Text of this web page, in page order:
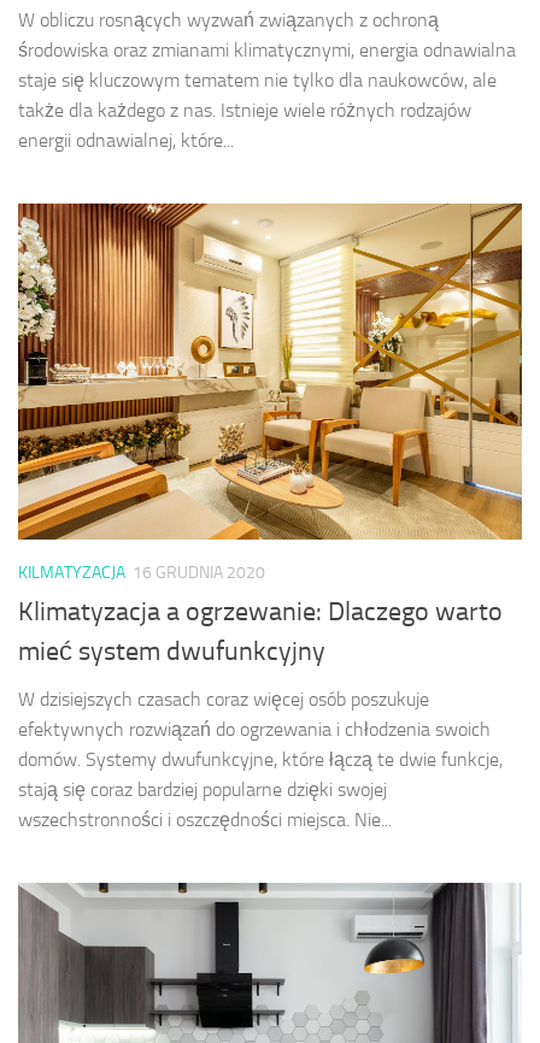
W obliczu rosnących wyzwań związanych z ochroną
środowiska oraz zmianami klimatycznymi, energia odnawialna
staje się kluczowym tematem nie tylko dla naukowców, ale
także dla każdego z nas. Istnieje wiele różnych rodzajów
energii odnawialnej, które...
KILMATYZACJA 16 GRUDNIA 2020
Klimatyzacja a ogrzewanie: Dlaczego warto
mieć system dwufunkcyjny
W dzisiejszych czasach coraz więcej osób poszukuje
efektywnych rozwiązań do ogrzewania i chłodzenia swoich
domów. Systemy dwufunkcyjne, które łączą te dwie funkcje,
stają się coraz bardziej popularne dzięki swojej
wszechstronności i oszczędności miejsca. Nie...